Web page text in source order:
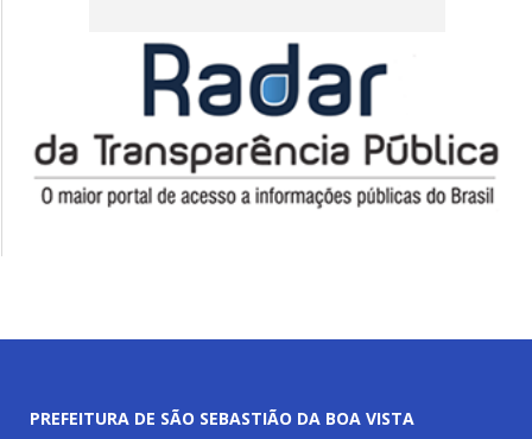
PREFEITURA DE SÃO SEBASTIÃO DA BOA VISTA